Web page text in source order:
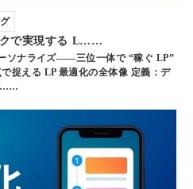
クで実現する L……
ソナライズ――三位一体で “稼ぐ LP”
捉える LP 最適化の全体像 定義：デ
……